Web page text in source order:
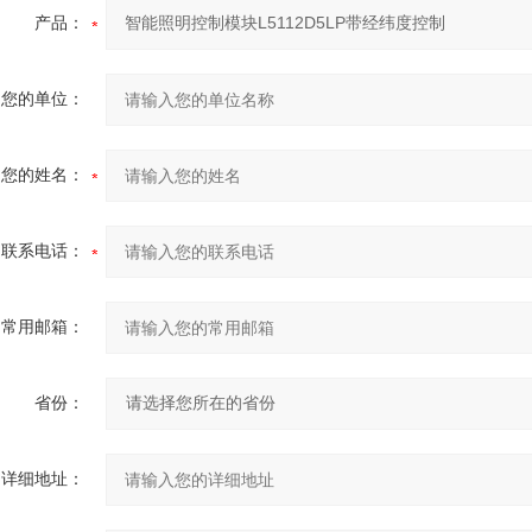
产品：
您的单位：
您的姓名：
联系电话：
常用邮箱：
省份：
详细地址：